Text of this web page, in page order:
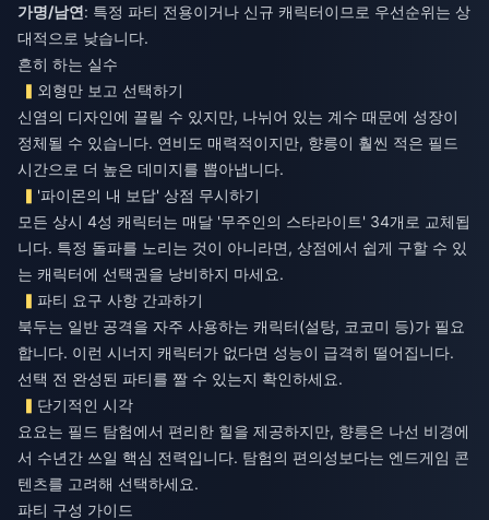
가명/남연: 특정 파티 전용이거나 신규 캐릭터이므로 우선순위는 상
대적으로 낮습니다.
흔히 하는 실수
외형만 보고 선택하기
신염의 디자인에 끌릴 수 있지만, 나뉘어 있는 계수 때문에 성장이
정체될 수 있습니다. 연비도 매력적이지만, 향릉이 훨씬 적은 필드
시간으로 더 높은 데미지를 뽑아냅니다.
'파이몬의 내 보답' 상점 무시하기
모든 상시 4성 캐릭터는 매달 '무주인의 스타라이트' 34개로 교체됩
니다. 특정 돌파를 노리는 것이 아니라면, 상점에서 쉽게 구할 수 있
는 캐릭터에 선택권을 낭비하지 마세요.
파티 요구 사항 간과하기
북두는 일반 공격을 자주 사용하는 캐릭터(설탕, 코코미 등)가 필요
합니다. 이런 시너지 캐릭터가 없다면 성능이 급격히 떨어집니다.
선택 전 완성된 파티를 짤 수 있는지 확인하세요.
단기적인 시각
요요는 필드 탐험에서 편리한 힐을 제공하지만, 향릉은 나선 비경에
서 수년간 쓰일 핵심 전력입니다. 탐험의 편의성보다는 엔드게임 콘
텐츠를 고려해 선택하세요.
파티 구성 가이드